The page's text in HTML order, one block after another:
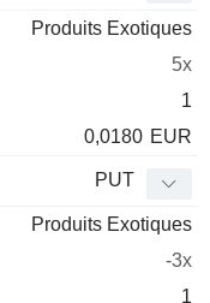
Cours
Produits Exotiques
5x
1
0,0180 EUR
PUT
Produits Exotiques
-3x
1